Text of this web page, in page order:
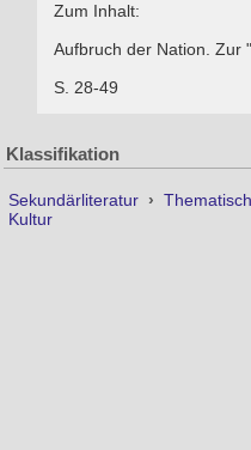
Zum Inhalt:
Aufbruch der Nation. Zur
S. 28-49
Klassifikation
Sekundärliteratur ›
Kultur